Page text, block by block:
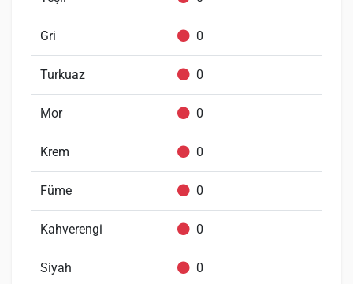
Gri 0
Turkuaz 0
Mor 0
Krem 0
Füme 0
Kahverengi 0
Siyah 0